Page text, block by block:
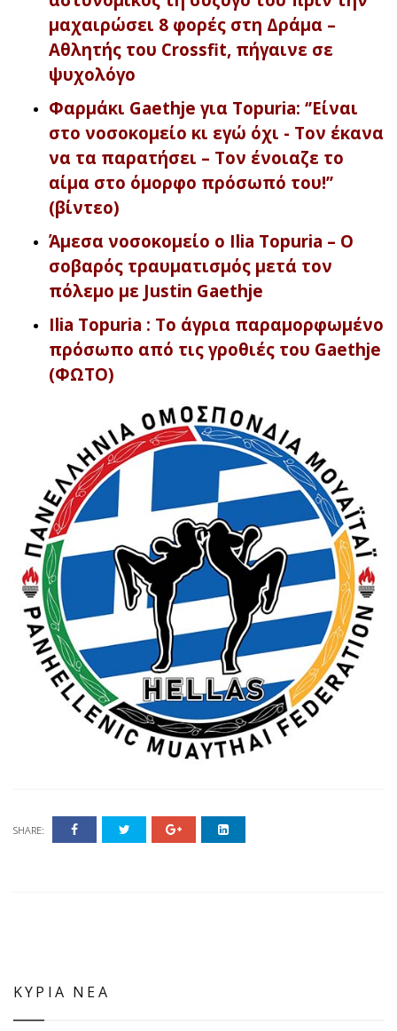
μαχαιρώσει 8 φορές στη Δράμα –
Αθλητής του Crossfit, πήγαινε σε
ψυχολόγο
Φαρμάκι Gaethje για Topuria: ‘’Είναι
στο νοσοκομείο κι εγώ όχι - Τον έκανα
να τα παρατήσει – Τον ένοιαζε το
αίμα στο όμορφο πρόσωπό του!’’
(βίντεο)
Άμεσα νοσοκομείο ο Ilia Topuria – Ο
σοβαρός τραυματισμός μετά τον
πόλεμο με Justin Gaethje
Ilia Topuria : Το άγρια παραμορφωμένο
πρόσωπο από τις γροθιές του Gaethje
(ΦΩΤΟ)
SHARE:
ΚΥΡΙΑ ΝΕΑ